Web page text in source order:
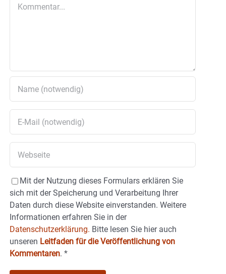
Mit der Nutzung dieses Formulars erklären Sie
sich mit der Speicherung und Verarbeitung Ihrer
Daten durch diese Website einverstanden. Weitere
Informationen erfahren Sie in der
Datenschutzerklärung. Bitte lesen Sie hier auch
unseren Leitfaden für die Veröffentlichung von
Kommentaren. *